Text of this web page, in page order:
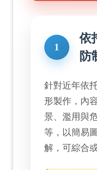
1
依
防
針對近年依
形製作，內
景、濫用與
等，以簡易
解，可綜合